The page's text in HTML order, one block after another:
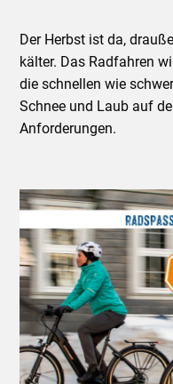
Der Herbst ist da,
kälter. Das Radfahren
die schnellen wie
Schnee und Laub auf
Anforderungen.